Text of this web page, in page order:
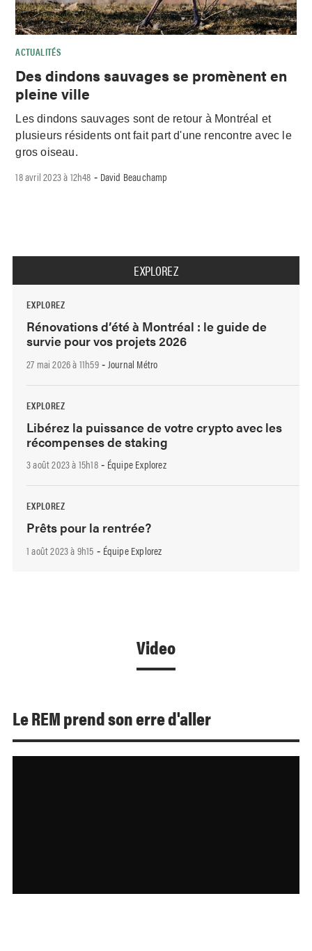
ACTUALITÉS
Des dindons sauvages se promènent en
pleine ville
Les dindons sauvages sont de retour à Montréal et
plusieurs résidents ont fait part d'une rencontre avec le
gros oiseau.
18 avril 2023 à 12h48 - David Beauchamp
EXPLOREZ
EXPLOREZ
Rénovations d’été à Montréal : le guide de
survie pour vos projets 2026
27 mai 2026 à 11h59- Journal Métro
EXPLOREZ
Libérez la puissance de votre crypto avec les
récompenses de staking
3 août 2023 à 15h18- Équipe Explorez
EXPLOREZ
Prêts pour la rentrée?
1 août 2023 à 9h15 - Équipe Explorez
Video
Le REM prend son erre d'aller